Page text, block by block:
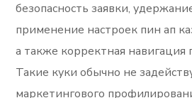
безопасность заявки,
применение настроек пин ап
а также корректная навигация
Такие куки обычно не
маркетингового